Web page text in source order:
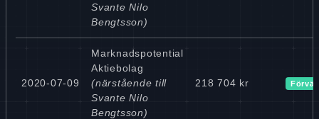
Svante Nilo
Bengtsson)
2020-07-09
Marknadspotential
Aktiebolag
(närstående till
Svante Nilo
Bengtsson)
218 704 kr